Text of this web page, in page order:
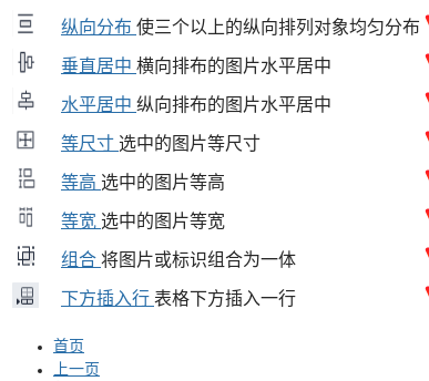
纵向分布 使三个以上的纵向排列对象均匀分布
垂直居中 横向排布的图片水平居中
水平居中 纵向排布的图片水平居中
等尺寸 选中的图片等尺寸
等高 选中的图片等高
等宽 选中的图片等宽
组合 将图片或标识组合为一体
下方插入行 表格下方插入一行
首页
上一页